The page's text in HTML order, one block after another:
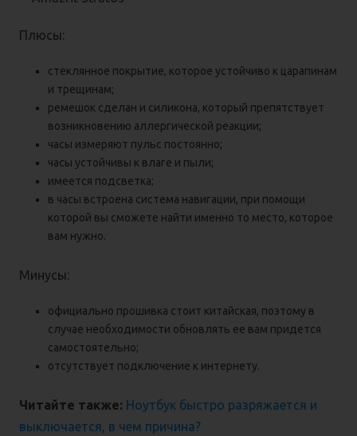
Плюсы:
стеклянное покрытие, которое устойчиво к царапинам
и трещинам;
ремешок сделан и силикона, который препятствует
возникновению аллергической реакции;
часы измеряют пульс постоянно;
часы устойчивы к влаге и пыли;
имеется подсветка;
в часы встроена система навигации, при помощи
которой вы сможете найти именно то место, которое
вам нужно.
Минусы:
официально прошивка стоит китайская, поэтому в
случае необходимости обновлять ее вам придется
самостоятельно;
отсутствует подключение к интернету.
Читайте также: Ноутбук быстро разряжается и
выключается, в чем причина?